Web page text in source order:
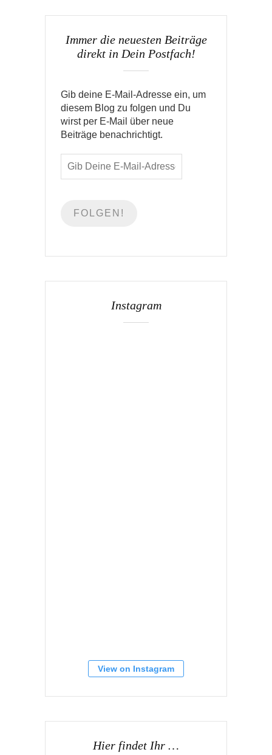
Immer die neuesten Beiträge
direkt in Dein Postfach!
Gib deine E-Mail-Adresse ein, um
diesem Blog zu folgen und Du
wirst per E-Mail über neue
Beiträge benachrichtigt.
Instagram
View on Instagram
Hier findet Ihr …